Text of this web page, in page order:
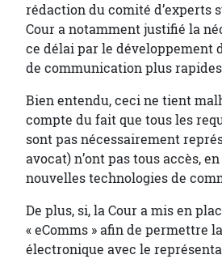
rédaction du comité d’experts
Cour a notamment justifié la
ce délai par le développement
de communication plus
Bien entendu, ceci ne tient
compte du fait que tous les
sont pas nécessairement
avocat) n’ont pas tous accès,
nouvelles technologies de
De plus, si, la Cour a mis en
« eComms » afin de permettre
électronique avec le